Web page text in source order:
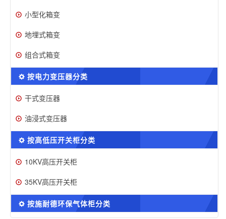
小型化箱变
地埋式箱变
组合式箱变
按电力变压器分类
干式变压器
油浸式变压器
按高低压开关柜分类
10KV高压开关柜
35KV高压开关柜
按施耐德环保气体柜分类